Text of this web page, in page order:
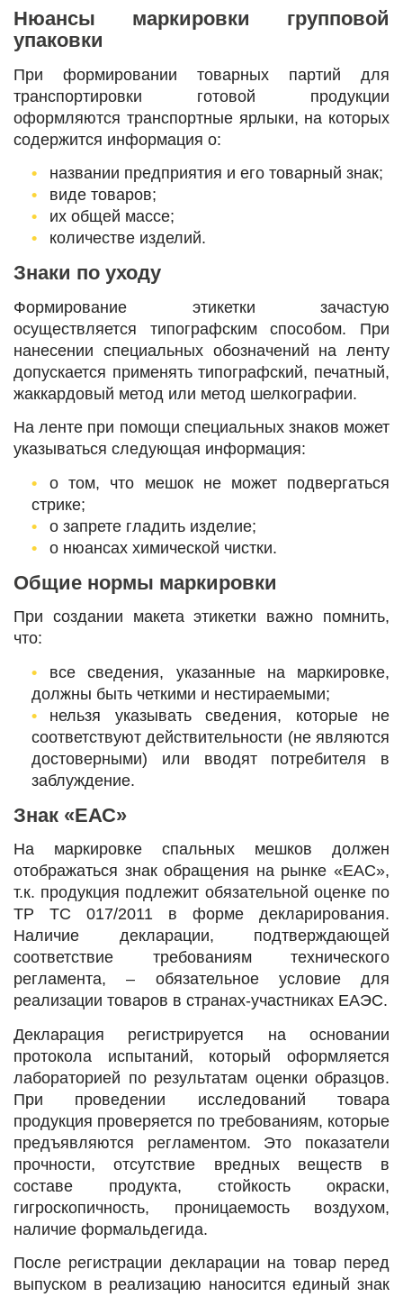
Нюансы маркировки групповой
упаковки
При формировании товарных партий для
транспортировки готовой продукции
оформляются транспортные ярлыки, на которых
содержится информация о:
названии предприятия и его товарный знак;
виде товаров;
их общей массе;
количестве изделий.
Знаки по уходу
Формирование этикетки зачастую
осуществляется типографским способом. При
нанесении специальных обозначений на ленту
допускается применять типографский, печатный,
жаккардовый метод или метод шелкографии.
На ленте при помощи специальных знаков может
указываться следующая информация:
о том, что мешок не может подвергаться
стрике;
о запрете гладить изделие;
о нюансах химической чистки.
Общие нормы маркировки
При создании макета этикетки важно помнить,
что:
все сведения, указанные на маркировке,
должны быть четкими и нестираемыми;
нельзя указывать сведения, которые не
соответствуют действительности (не являются
достоверными) или вводят потребителя в
заблуждение.
Знак «ЕАС»
На маркировке спальных мешков должен
отображаться знак обращения на рынке «ЕАС»,
т.к. продукция подлежит обязательной оценке по
ТР ТС 017/2011 в форме декларирования.
Наличие декларации, подтверждающей
соответствие требованиям технического
регламента, – обязательное условие для
реализации товаров в странах-участниках ЕАЭС.
Декларация регистрируется на основании
протокола испытаний, который оформляется
лабораторией по результатам оценки образцов.
При проведении исследований товара
продукция проверяется по требованиям, которые
предъявляются регламентом. Это показатели
прочности, отсутствие вредных веществ в
составе продукта, стойкость окраски,
гигроскопичность, проницаемость воздухом,
наличие формальдегида.
После регистрации декларации на товар перед
выпуском в реализацию наносится единый знак